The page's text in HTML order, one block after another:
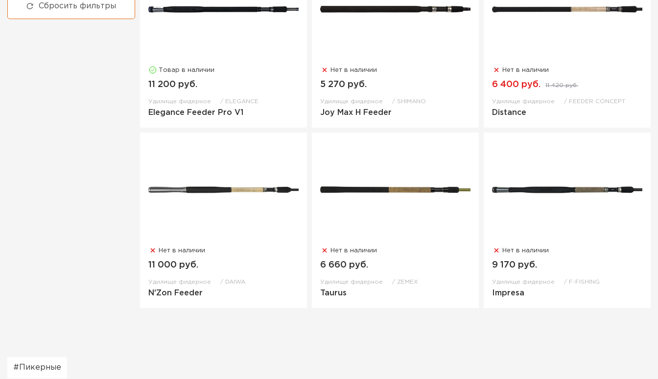
Сбросить фильтры
Товар в наличии
11 200 руб.
Удилище фидерное ELEGANCE
Elegance Feeder Pro V1
Нет в наличии
5 270 руб.
Удилище фидерное SHIMANO
Joy Max H Feeder
Нет в наличии
6 400 руб. 11 420 руб.
Удилище фидерное FEEDER CONCEPT
Distance
Нет в наличии
11 000 руб.
Удилище фидерное DAIWA
N'Zon Feeder
Нет в наличии
6 660 руб.
Удилище фидерное ZEMEX
Taurus
Нет в наличии
9 170 руб.
Удилище фидерное F-FISHING
Impresa
Пикерные